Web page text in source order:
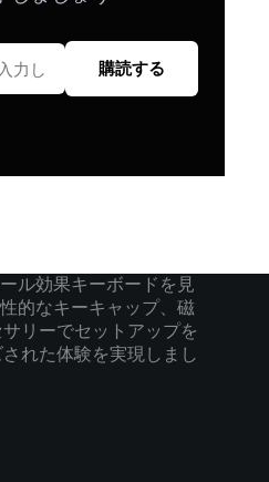
購読する
ル効果キーボードを見
的なキーキャップ、磁
リーでセットアップを
れた体験を実現しまし